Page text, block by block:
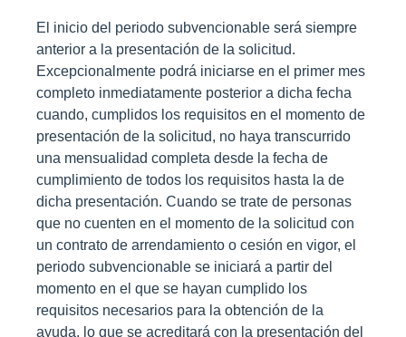
El inicio del periodo subvencionable será siempre
anterior a la presentación de la solicitud.
Excepcionalmente podrá iniciarse en el primer mes
completo inmediatamente posterior a dicha fecha
cuando, cumplidos los requisitos en el momento de
presentación de la solicitud, no haya transcurrido
una mensualidad completa desde la fecha de
cumplimiento de todos los requisitos hasta la de
dicha presentación. Cuando se trate de personas
que no cuenten en el momento de la solicitud con
un contrato de arrendamiento o cesión en vigor, el
periodo subvencionable se iniciará a partir del
momento en el que se hayan cumplido los
requisitos necesarios para la obtención de la
ayuda, lo que se acreditará con la presentación del